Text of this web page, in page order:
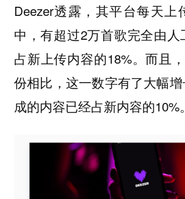
Deezer透露，其平台每天上
中，有超过2万首歌完全由人
占新上传内容的18%。而且
份相比，这一数字有了大幅
成的内容已经占新内容的10%。